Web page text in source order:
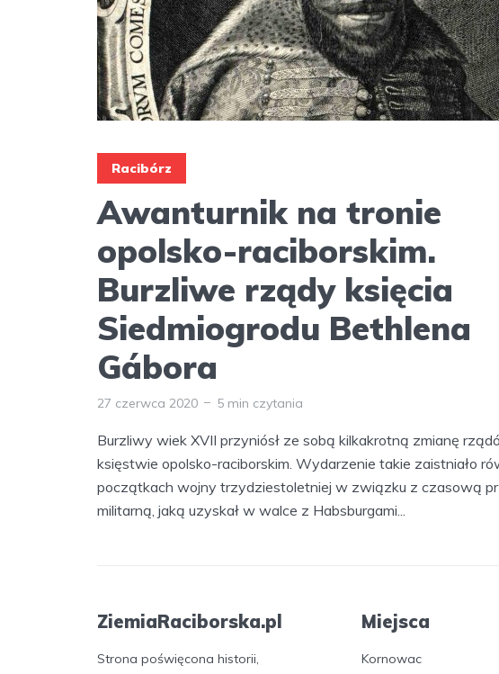
Racibórz
Awanturnik na tronie
opolsko-raciborskim.
Burzliwe rządy księcia
Siedmiogrodu Bethlena
Gábora
27 czerwca 2020 5 min czytania
Burzliwy wiek XVII przyniósł ze sobą kilkakrotną zmianę
księstwie opolsko-raciborskim. Wydarzenie takie zaistniało
początkach wojny trzydziestoletniej w związku z czasową
militarną, jaką uzyskał w walce z Habsburgami...
ZiemiaRaciborska.pl
Strona poświęcona historii,
Miejsca
Kornowac